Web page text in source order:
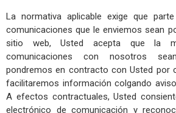
La normativa aplicable exige que
comunicaciones que le enviemos sean
sitio web, Usted acepta que la
comunicaciones con nosotros
pondremos en contracto con Usted por
facilitaremos información colgando
A efectos contractuales, Usted
electrónico de comunicación y